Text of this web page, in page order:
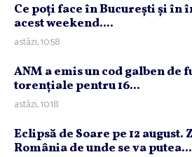
Ce poţi face în Bucureşti şi
acest weekend....
astăzi, 10:58
ANM a emis un cod galben de
torenţiale pentru 16...
astăzi, 10:18
Eclipsă de Soare pe 12 august.
România de unde se va putea...